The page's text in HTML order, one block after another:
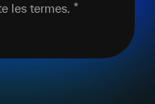
les termes. *